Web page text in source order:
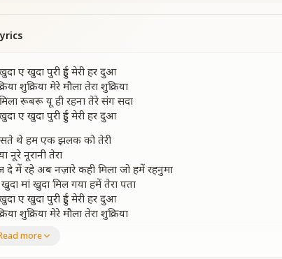
ए खुदा पुरी हुई मेरी हर दुआ
शुक्रिया मेरे मौला तेरा शुक्रिया
रूबरू यू ही रहना तेरे संग सदा
ए खुदा पुरी हुई मेरी हर दुआ
थे हम एक झलक को तेरी
नूरे नूरानी तेरा
दे में रहे अब नज़ारे कही मिला जो हमें रहनुमा
खुदा मां खुदा मिल गया हमें तेरा पता
ए खुदा पुरी हुई मेरी हर दुआ
शुक्रिया मेरे मौला तेरा शुक्रिया
मालिक है एक चाहे मजहब अनेक
more